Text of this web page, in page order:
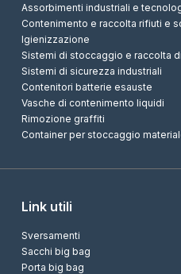
Assorbimenti industriali e
Contenimento e raccolta rifiuti e
Igienizzazione
Sistemi di stoccaggio e raccolta
Sistemi di sicurezza industriali
Contenitori batterie esauste
Vasche di contenimento liquidi
Rimozione graffiti
Container per stoccaggio
Link utili
Sversamenti
Sacchi big bag
Porta big bag